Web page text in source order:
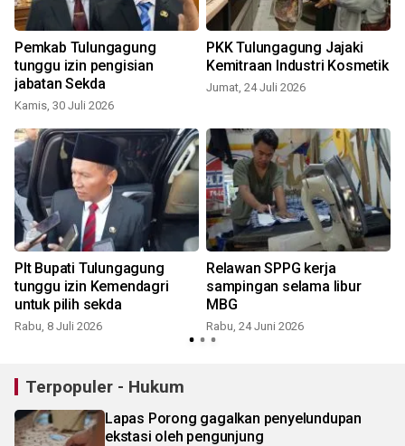
Pemkab Tulungagung
tunggu izin pengisian
jabatan Sekda
Kamis, 30 Juli 2026
PKK Tulungagung Jajaki
Kemitraan Industri Kosmetik
Jumat, 24 Juli 2026
Plt Bupati Tulungagung
tunggu izin Kemendagri
untuk pilih sekda
Rabu, 8 Juli 2026
Relawan SPPG kerja
sampingan selama libur
MBG
Rabu, 24 Juni 2026
Terpopuler - Hukum
Lapas Porong gagalkan penyelundupan
ekstasi oleh pengunjung